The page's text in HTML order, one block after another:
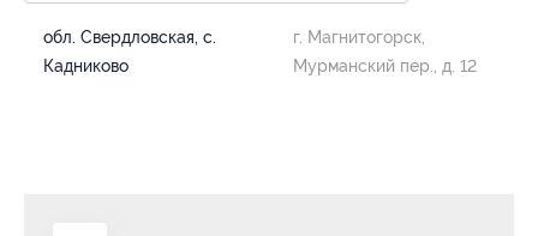
обл. Свердловская, с.
Кадниково
г. Магнитогорск,
Мурманский пер., д. 12